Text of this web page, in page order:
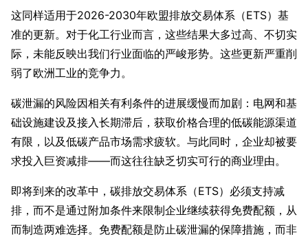
这同样适用于2026-2030年欧盟排放交易体系（ETS）基
准的更新。对于化工行业而言，这些结果大多过高、不切实
际，未能反映出我们行业面临的严峻形势。这些更新严重削
弱了欧洲工业的竞争力。
碳泄漏的风险因相关有利条件的进展缓慢而加剧：电网和基
础设施建设及接入长期滞后，获取价格合理的低碳能源渠道
有限，以及低碳产品市场需求疲软。与此同时，企业却被要
求投入巨资减排——而这往往缺乏切实可行的商业理由。
即将到来的改革中，碳排放交易体系（ETS）必须支持减
排，而不是通过附加条件来限制企业继续获得免费配额，从
而制造两难选择。免费配额是防止碳泄漏的保障措施，而非